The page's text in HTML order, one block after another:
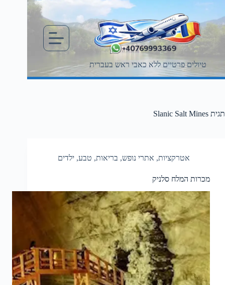
content
טיולים פרטיים ללא כאבי ראש בעברית
תגית
אטרקציות, אתרי נופש, בריאות, טבע, ילדים
מכרות המלח סלניק